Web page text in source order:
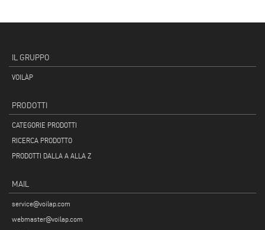
IL GRUPPO
VOILÀP
PRODOTTI
CATEGORIE PRODOTTI
RICERCA PRODOTTO
PRODOTTI DALLA A ALLA Z
MAIL
service@voilap.com
webmaster@voilap.com